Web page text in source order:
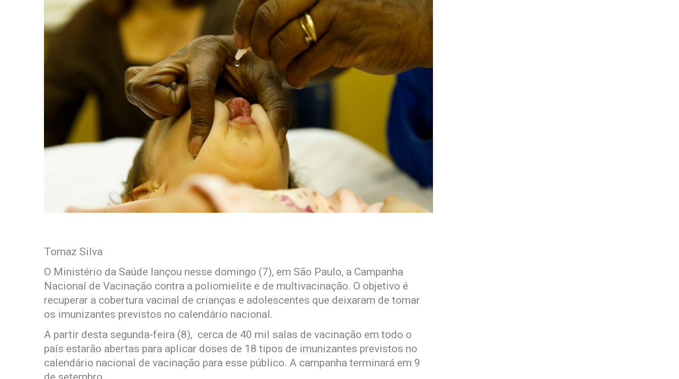
Tomaz Silva
O Ministério da Saúde lançou nesse domingo (7), em São Paulo, a Campanha
Nacional de Vacinação contra a poliomielite e de multivacinação. O objetivo é
recuperar a cobertura vacinal de crianças e adolescentes que deixaram de tomar
os imunizantes previstos no calendário nacional.
A partir desta segunda-feira (8), cerca de 40 mil salas de vacinação em todo o
país estarão abertas para aplicar doses de 18 tipos de imunizantes previstos no
calendário nacional de vacinação para esse público. A campanha terminará em 9